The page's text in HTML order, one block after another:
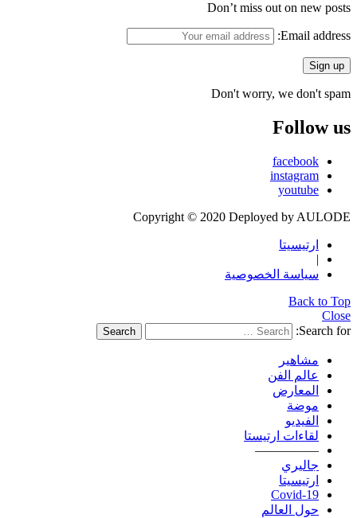
Don’t miss out on new posts
Email address:
Don't worry, we don't spam
Follow us
facebook
instagram
youtube
Copyright © 2020 Deployed by AULODE
ارتيسيتا
|
سياسة الخصوصية
Back to Top
Close
Search for:
Search
مشاهير
عالم الفن
المعارض
موضة
الفيديو
لقاءات ارتيستا
—————
جاليري
ارتيسيتا
Covid-19
حول العالم